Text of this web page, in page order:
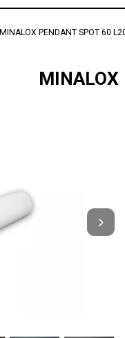
MINALOX PENDANT SPOT 60
MINALOX